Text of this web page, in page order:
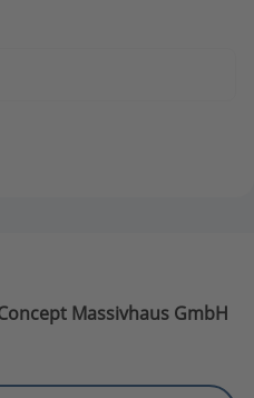
Massivhaus GmbH